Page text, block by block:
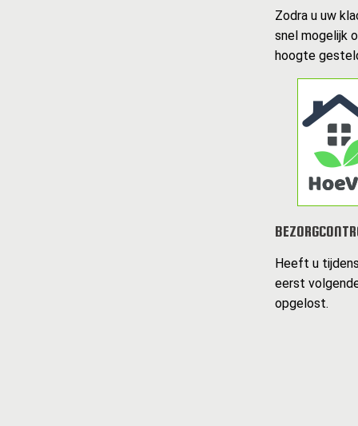
Zodra u uw
snel mogelijk
hoogte
Heeft u
eerst
opgelost.